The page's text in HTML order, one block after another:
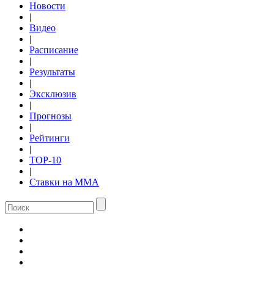
Новости
|
Видео
|
Расписание
|
Результаты
|
Эксклюзив
|
Прогнозы
|
Рейтинги
|
TOP-10
|
Ставки на ММА